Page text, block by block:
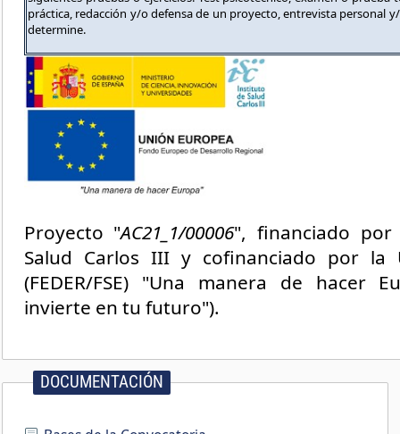
práctica, redacción y/o defensa de un proyecto, entrevista personal
determine.
Proyecto "AC21_1/00006", financiado
Salud Carlos III y cofinanciado por la
(FEDER/FSE) "Una manera de hacer
invierte en tu futuro").
DOCUMENTACIÓN